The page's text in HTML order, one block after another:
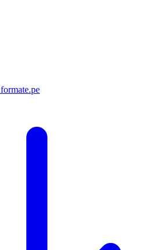
formate.pe